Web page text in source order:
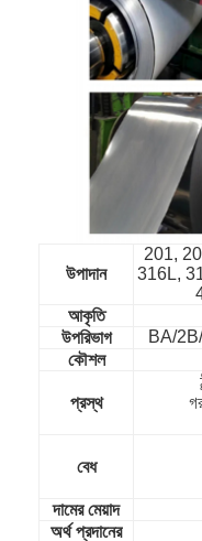
বাড়ি
পণ্য
ভিডিও
উপাদান
201,
316L,
আকৃতি
উপরিভাগ BA/
কৌশল
প্রস্থ
বেধ
দামের মেয়াদ
অর্থ প্রদানের